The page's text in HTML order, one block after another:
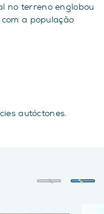
no terreno englobou
a população
autóctones.